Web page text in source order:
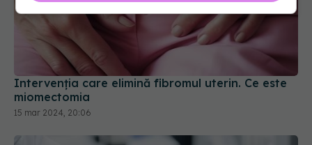
Intervenția care elimină fibromul uterin. Ce este
miomectomia
15 mar 2024, 20:06